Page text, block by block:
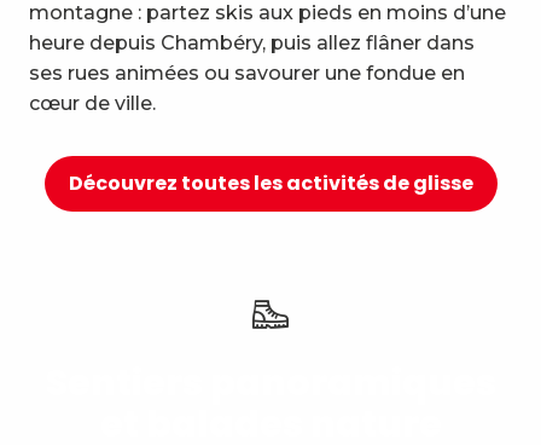
9 Activités indoor
10
montagne : partez skis aux pieds en moins d’une
heure depuis Chambéry, puis allez flâner dans
ses rues animées ou savourer une fondue en
cœur de ville.
Découvrez toutes les activités de glisse